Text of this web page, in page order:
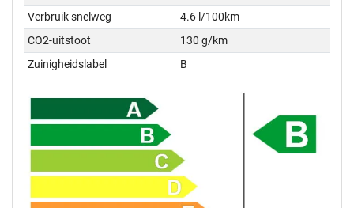
Verbruik snelweg
4.6 l/100km
CO2-uitstoot
130 g/km
Zuinigheidslabel
B